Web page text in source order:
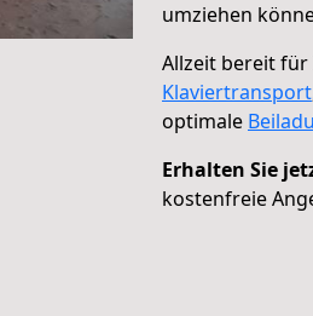
umziehen
Allzeit bereit für
Klaviertransport
optimale
Erhalten Sie
kostenfreie